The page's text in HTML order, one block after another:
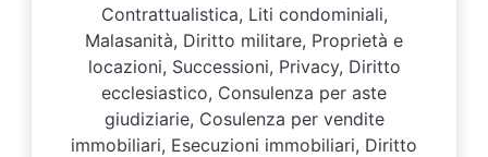
Contrattualistica, Liti condominiali,
Malasanità, Diritto militare, Proprietà e
locazioni, Successioni, Privacy, Diritto
ecclesiastico, Consulenza per aste
giudiziarie, Cosulenza per vendite
immobiliari, Esecuzioni immobiliari, Diritto